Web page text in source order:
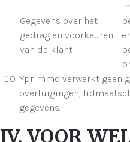
Gegevens over het
gedrag en voorkeuren
van de klant
Yprimmo verwerkt geen
overtuigingen,
gegevens.
IV. VOOR